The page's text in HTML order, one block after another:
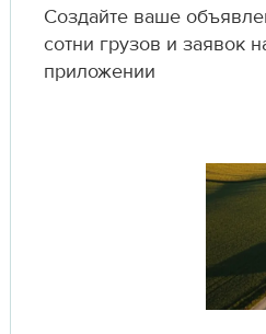
Создайте ваше
сотни грузов и заявок
приложении